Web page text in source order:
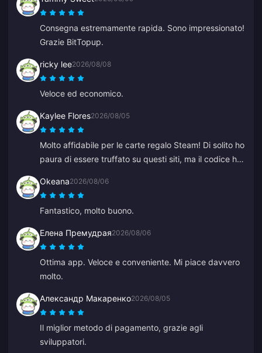
Consegna estremamente rapida. Sono impressionato!
Grazie BitTopup.
ricky lee2026/08/08
Veloce ed economico.
Kaylee Flores2026/08/05
Molto affidabile per le carte regalo Steam! Di solito ho
paura di essere truffato su questi siti, ma il codice ha
Okeana2026/08/06
Fantastico, molto buono.
Елена Премудрая2026/08/06
Ottima app. Veloce e conveniente. Mi piace davvero
molto.
Александр Макаренко2026/08/05
Il miglior metodo di pagamento, grazie agli
sviluppatori.